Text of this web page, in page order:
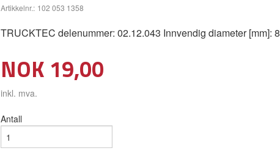
Artikkelnr.: 102 053 1358
TRUCKTEC delenummer: 02.12.043 Innvendig diameter [mm]: 8
Pris
NOK 19,00
inkl. mva.
Antall